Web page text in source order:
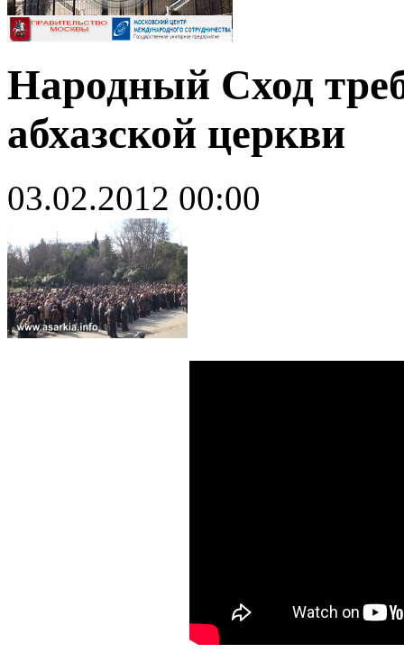
Народный Сход
абхазской церкви
03.02.2012 00:00